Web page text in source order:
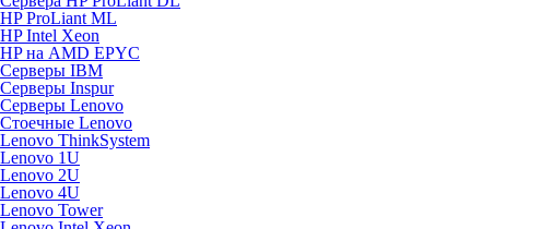
HP ProLiant ML
HP Intel Xeon
HP на AMD EPYC
Серверы IBM
Серверы Inspur
Серверы Lenovo
Стоечные Lenovo
Lenovo ThinkSystem
Lenovo 1U
Lenovo 2U
Lenovo 4U
Lenovo Tower